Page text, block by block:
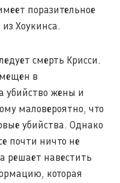
поразительное
из Хоукинса.
смерть Крисси.
в
убийство жены и
маловероятно, что
убийства. Однако
почти ничто не
решает навестить
которая